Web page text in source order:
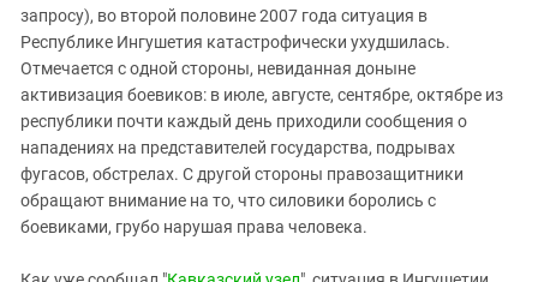
запросу), во второй половине 2007 года ситуация в
Республике Ингушетия катастрофически ухудшилась.
Отмечается с одной стороны, невиданная доныне
активизация боевиков: в июле, августе, сентябре, октябре из
республики почти каждый день приходили сообщения о
нападениях на представителей государства, подрывах
фугасов, обстрелах. С другой стороны правозащитники
обращают внимание на то, что силовики боролись с
боевиками, грубо нарушая права человека.